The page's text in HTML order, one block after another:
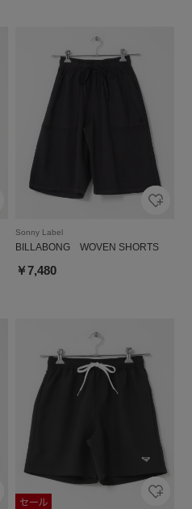
Sonny Label
BILLABONG WOVEN SHORTS
￥7,480